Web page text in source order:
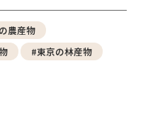
農産物
#東京の林産物